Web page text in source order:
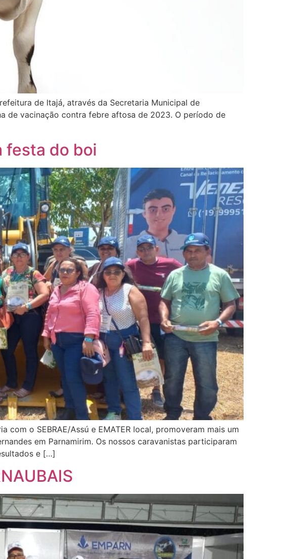
de Itajá, através da Secretaria Municipal de
de vacinação contra febre aftosa de 2023. O período de
festa do boi
o SEBRAE/Assú e EMATER local, promoveram mais um
em Parnamirim. Os nossos caravanistas participaram
e […]